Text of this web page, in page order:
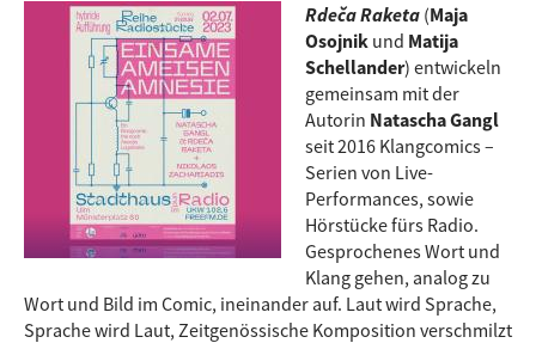
Rdeča Raketa (Maja
Osojnik und Matija
Schellander) entwickeln
gemeinsam mit der
Autorin Natascha Gangl
seit 2016 Klangcomics –
Serien von Live-
Performances, sowie
Hörstücke fürs Radio.
Gesprochenes Wort und
Klang gehen, analog zu
Wort und Bild im Comic, ineinander auf. Laut wird Sprache,
Sprache wird Laut, Zeitgenössische Komposition verschmilzt